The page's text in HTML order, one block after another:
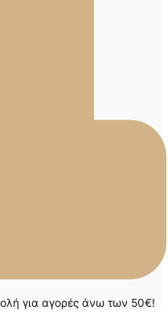
για αγορές άνω των 50€!